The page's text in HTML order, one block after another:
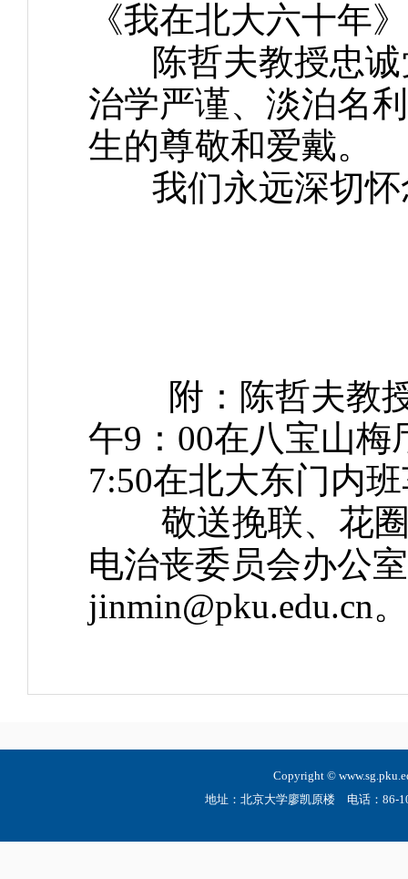
《我在北大六十年
陈哲夫教授忠诚
治学严谨、淡泊名
生的尊敬和爱戴。
我们永远深切怀
附：陈哲夫教授
午9：00在八宝山
7:50在北大东门内
敬送挽联、花圈
电治丧委员会办公
jinmin@pku.edu.cn。
Copyright ©
地址：北京大学廖凯原楼 电话：86-